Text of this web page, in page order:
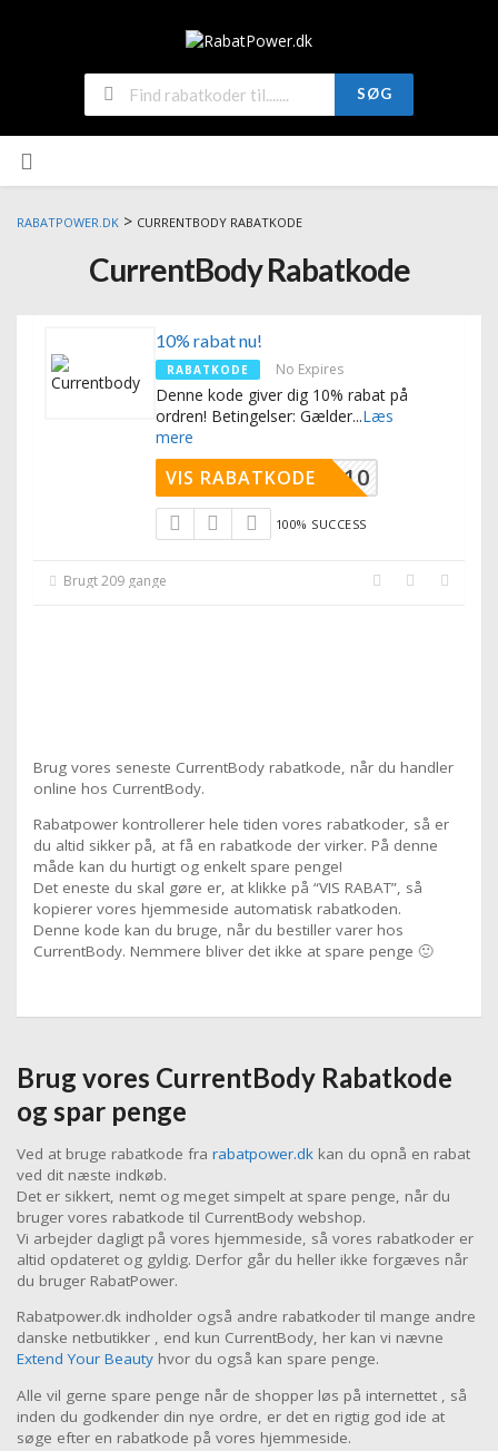
SØG
RABATPOWER.DK > CURRENTBODY RABATKODE
CurrentBody Rabatkode
10% rabat nu!
RABATKODE No Expires
Denne kode giver dig 10% rabat på
ordren! Betingelser: Gælder...Læs
mere
TPOWER10
VIS RABATKODE
100% SUCCESS
Brugt 209 gange
Brug vores seneste CurrentBody rabatkode, når du handler
online hos CurrentBody.
Rabatpower kontrollerer hele tiden vores rabatkoder, så er
du altid sikker på, at få en rabatkode der virker. På denne
måde kan du hurtigt og enkelt spare penge!
Det eneste du skal gøre er, at klikke på “VIS RABAT”, så
kopierer vores hjemmeside automatisk rabatkoden.
Denne kode kan du bruge, når du bestiller varer hos
CurrentBody. Nemmere bliver det ikke at spare penge 🙂
Brug vores CurrentBody Rabatkode
og spar penge
Ved at bruge rabatkode fra rabatpower.dk kan du opnå en rabat
ved dit næste indkøb.
Det er sikkert, nemt og meget simpelt at spare penge, når du
bruger vores rabatkode til CurrentBody webshop.
Vi arbejder dagligt på vores hjemmeside, så vores rabatkoder er
altid opdateret og gyldig. Derfor går du heller ikke forgæves når
du bruger RabatPower.
Rabatpower.dk indholder også andre rabatkoder til mange andre
danske netbutikker , end kun CurrentBody, her kan vi nævne
Extend Your Beauty hvor du også kan spare penge.
Alle vil gerne spare penge når de shopper løs på internettet , så
inden du godkender din nye ordre, er det en rigtig god ide at
søge efter en rabatkode på vores hjemmeside.